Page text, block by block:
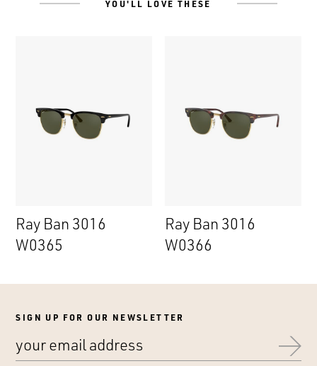
YOU'LL LOVE THESE
Ray Ban 3016
W0365
Ray Ban 3016
W0366
SIGN UP FOR OUR NEWSLETTER